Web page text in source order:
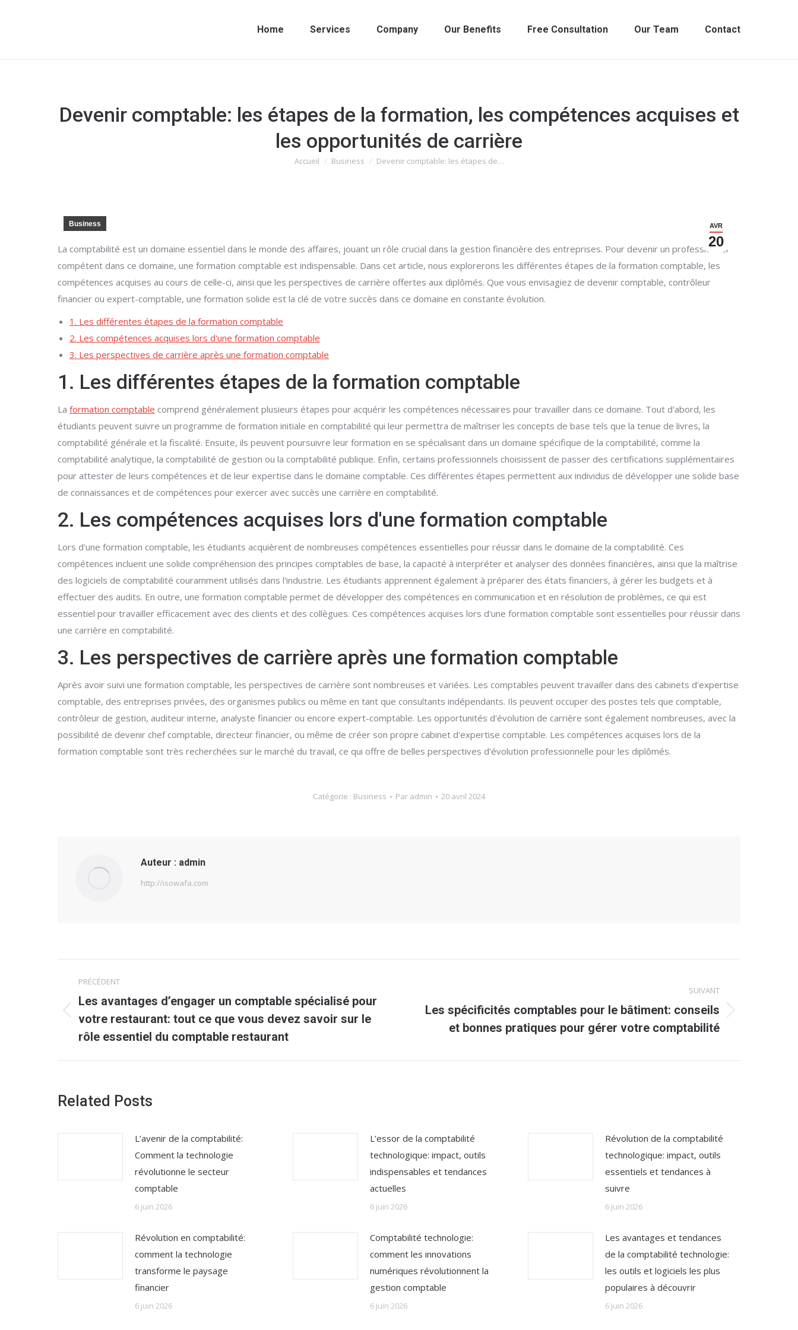
Home Services Company Our Benefits Free Consultation Our Team Contact
Devenir comptable: les étapes de la formation, les compétences acquises et
les opportunités de carrière
Vous êtes ici :
Accueil Business Devenir comptable: les étapes de…
AVR
20
Business
La comptabilité est un domaine essentiel dans le monde des affaires, jouant un rôle crucial dans la gestion financière des entreprises. Pour devenir un professionnel
compétent dans ce domaine, une formation comptable est indispensable. Dans cet article, nous explorerons les différentes étapes de la formation comptable, les
compétences acquises au cours de celle-ci, ainsi que les perspectives de carrière offertes aux diplômés. Que vous envisagiez de devenir comptable, contrôleur
financier ou expert-comptable, une formation solide est la clé de votre succès dans ce domaine en constante évolution.
1. Les différentes étapes de la formation comptable
2. Les compétences acquises lors d'une formation comptable
3. Les perspectives de carrière après une formation comptable
1. Les différentes étapes de la formation comptable
La formation comptable comprend généralement plusieurs étapes pour acquérir les compétences nécessaires pour travailler dans ce domaine. Tout d'abord, les
étudiants peuvent suivre un programme de formation initiale en comptabilité qui leur permettra de maîtriser les concepts de base tels que la tenue de livres, la
comptabilité générale et la fiscalité. Ensuite, ils peuvent poursuivre leur formation en se spécialisant dans un domaine spécifique de la comptabilité, comme la
comptabilité analytique, la comptabilité de gestion ou la comptabilité publique. Enfin, certains professionnels choisissent de passer des certifications supplémentaires
pour attester de leurs compétences et de leur expertise dans le domaine comptable. Ces différentes étapes permettent aux individus de développer une solide base
de connaissances et de compétences pour exercer avec succès une carrière en comptabilité.
2. Les compétences acquises lors d'une formation comptable
Lors d'une formation comptable, les étudiants acquièrent de nombreuses compétences essentielles pour réussir dans le domaine de la comptabilité. Ces
compétences incluent une solide compréhension des principes comptables de base, la capacité à interpréter et analyser des données financières, ainsi que la maîtrise
des logiciels de comptabilité couramment utilisés dans l'industrie. Les étudiants apprennent également à préparer des états financiers, à gérer les budgets et à
effectuer des audits. En outre, une formation comptable permet de développer des compétences en communication et en résolution de problèmes, ce qui est
essentiel pour travailler efficacement avec des clients et des collègues. Ces compétences acquises lors d'une formation comptable sont essentielles pour réussir dans
une carrière en comptabilité.
3. Les perspectives de carrière après une formation comptable
Après avoir suivi une formation comptable, les perspectives de carrière sont nombreuses et variées. Les comptables peuvent travailler dans des cabinets d'expertise
comptable, des entreprises privées, des organismes publics ou même en tant que consultants indépendants. Ils peuvent occuper des postes tels que comptable,
contrôleur de gestion, auditeur interne, analyste financier ou encore expert-comptable. Les opportunités d'évolution de carrière sont également nombreuses, avec la
possibilité de devenir chef comptable, directeur financier, ou même de créer son propre cabinet d'expertise comptable. Les compétences acquises lors de la
formation comptable sont très recherchées sur le marché du travail, ce qui offre de belles perspectives d'évolution professionnelle pour les diplômés.
Catégorie : Business Par admin 20 avril 2024
Auteur : admin
http://isowafa.com
Navigation
article
PRÉCÉDENT
Article
précédent
Les avantages d’engager un comptable spécialisé pour
votre restaurant: tout ce que vous devez savoir sur le
rôle essentiel du comptable restaurant
SUIVANT
Article
Les spécificités comptables pour le bâtiment: conseils
et bonnes pratiques pour gérer votre comptabilité
Related Posts
L’avenir de la comptabilité:
Comment la technologie
révolutionne le secteur
comptable
6 juin 2026
L’essor de la comptabilité
technologique: impact, outils
indispensables et tendances
actuelles
6 juin 2026
Révolution de la comptabilité
technologique: impact, outils
essentiels et tendances à
suivre
6 juin 2026
Révolution en comptabilité:
comment la technologie
transforme le paysage
financier
6 juin 2026
Comptabilité technologie:
comment les innovations
numériques révolutionnent la
gestion comptable
6 juin 2026
Les avantages et tendances
de la comptabilité technologie:
les outils et logiciels les plus
populaires à découvrir
6 juin 2026